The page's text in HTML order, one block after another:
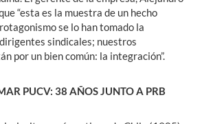
“esta es la muestra de un hecho
se lo han tomado la
sindicales; nuestros
por un bien común: la integración”.
PUCV: 38 AÑOS JUNTO A PRB